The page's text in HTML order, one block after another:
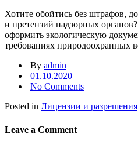
Хотите обойтись без штрафов,
и претензий надзорных
оформить экологическую
требованиях природоохранных
By admin
01.10.2020
No Comments
Posted in Лицензии и разрешения
Leave a Comment